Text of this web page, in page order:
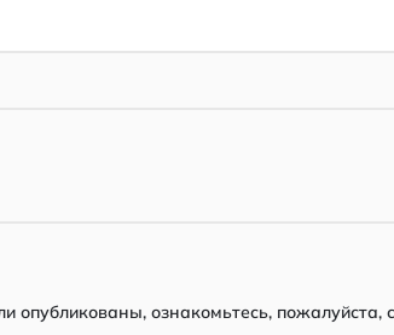
ознакомьтесь, пожалуйста, с